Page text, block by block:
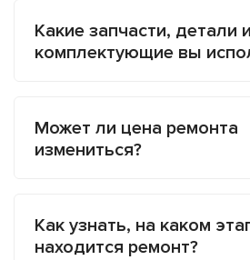
Какие запчасти, детали и
комплектующие вы
Может ли цена ремонта
измениться?
Как узнать, на каком
находится ремонт?